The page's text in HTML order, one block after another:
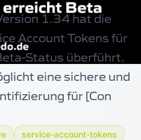
1.34 hat die
Account Tokens für
Status überführt.
eine sichere und
für [Con
service-account-tokens